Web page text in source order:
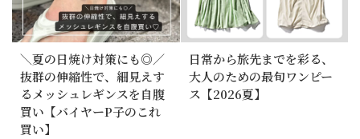
＼夏の日焼け対策にも◎／
抜群の伸縮性で、細見えす
るメッシュレギンスを自腹
買い【バイヤーP子のこれ
買い】
日常から旅先までを彩る、
大人のための最旬ワンピー
ス【2026夏】